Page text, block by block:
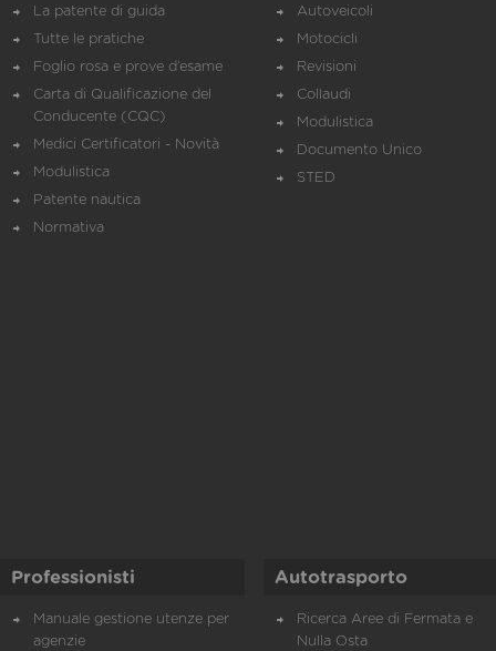
La patente di guida
Tutte le pratiche
Foglio rosa e prove d’esame
Carta di Qualificazione del
Conducente (CQC)
Medici Certificatori - Novità
Modulistica
Patente nautica
Normativa
Autoveicoli
Motocicli
Revisioni
Collaudi
Modulistica
Documento Unico
STED
Professionisti
Manuale gestione utenze per
agenzie
Autotrasporto
Ricerca Aree di Fermata e
Nulla Osta